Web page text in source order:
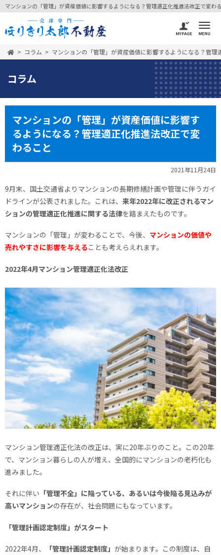
マンションの「管理」が資産価値に影響するようになる？管理適正化推進法改正で変わ
コラム マンションの「管理」が資産価値に影響するようになる？管理
コラム
マンションの「管理」が資産価値に影響す
るようになる？管理適正化推進法改正で変
わること
2021年11月24日
9月末、国土交通省よりマンションの長期修繕計画や管理に伴うガイ
ドラインが公表されました。これは、 来年2022年に改正されるマン
ションの管理適正化推進に関する法律を踏まえたものです。
マンションの「管理」が変わることで、今後、 マンションの価値や
売れやすさに影響を与えることも考えらえれます。
2022年4月マンション管理適正化法改正
マンション管理適正化法の改正は、実に20年ぶりのこと。この20年
で、マンション暮らしの人が増え、全国的にマンションの老朽化も
進みました。
それに伴い 「管理不全」に陥っている、あるいは今後陥る見込みが
高いマンションの存在が、社会問題にもなっています。
「管理計画認定制度」がスタート
2022年4月、 「管理計画認定制度」 が始まります。この制度は、自